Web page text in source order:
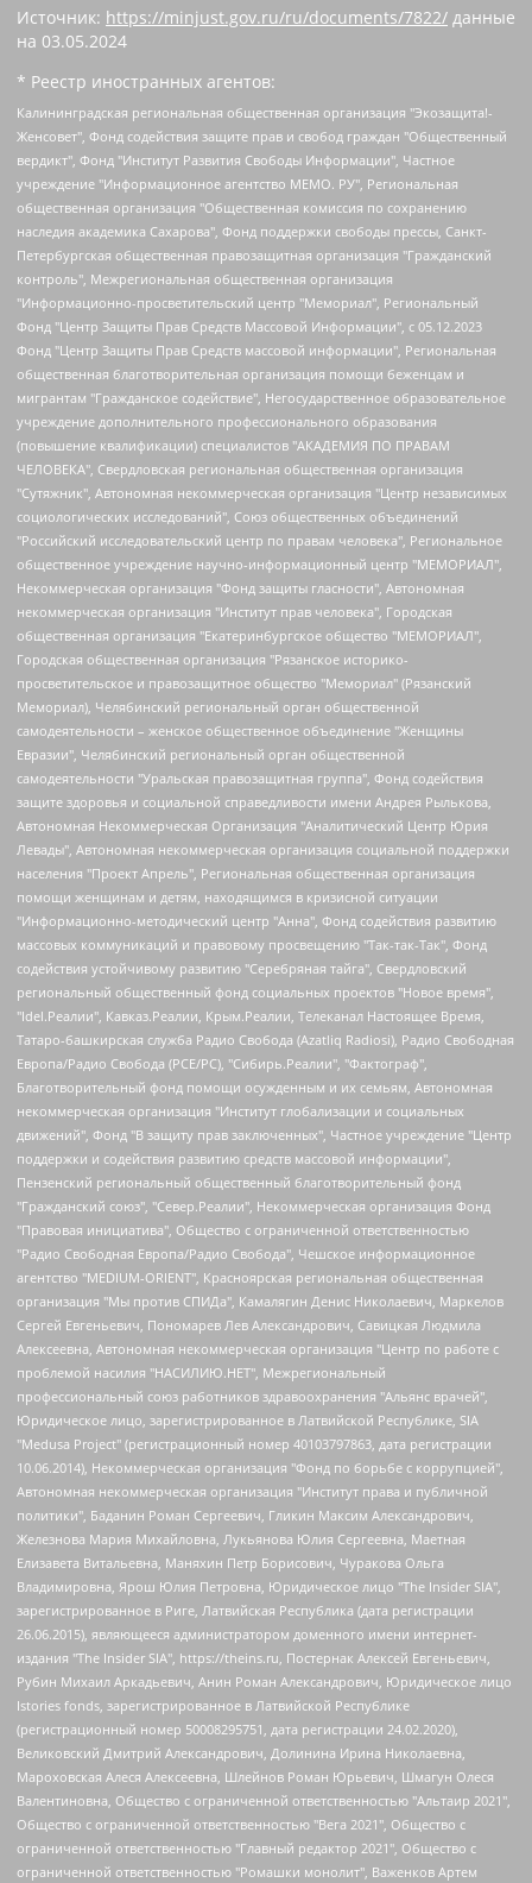
Источник: https://minjust.gov.ru/ru/documents/7822/ данные
на 03.05.2024
* Реестр иностранных агентов:
Калининградская региональная общественная организация "Экозащита!-Женсовет", Фонд содействия защите прав и свобод граждан "Общественный вердикт", Фонд "Институт Развития Свободы Информации", Частное учреждение "Информационное агентство МЕМО. РУ", Региональная общественная организация "Общественная комиссия по сохранению наследия академика Сахарова", Фонд поддержки свободы прессы, Санкт-Петербургская общественная правозащитная организация "Гражданский контроль", Межрегиональная общественная организация "Информационно-просветительский центр "Мемориал", Региональный Фонд "Центр Защиты Прав Средств Массовой Информации", с 05.12.2023 Фонд "Центр Защиты Прав Средств массовой информации", Региональная общественная благотворительная организация помощи беженцам и мигрантам "Гражданское содействие", Негосударственное образовательное учреждение дополнительного профессионального образования (повышение квалификации) специалистов "АКАДЕМИЯ ПО ПРАВАМ ЧЕЛОВЕКА", Свердловская региональная общественная организация "Сутяжник", Автономная некоммерческая организация "Центр независимых социологических исследований", Союз общественных объединений "Российский исследовательский центр по правам человека", Региональное общественное учреждение научно-информационный центр "МЕМОРИАЛ", Некоммерческая организация "Фонд защиты гласности", Автономная некоммерческая организация "Институт прав человека", Городская общественная организация "Екатеринбургское общество "МЕМОРИАЛ", Городская общественная организация "Рязанское историко-просветительское и правозащитное общество "Мемориал" (Рязанский Мемориал), Челябинский региональный орган общественной самодеятельности – женское общественное объединение "Женщины Евразии", Челябинский региональный орган общественной самодеятельности "Уральская правозащитная группа", Фонд содействия защите здоровья и социальной справедливости имени Андрея Рылькова, Автономная Некоммерческая Организация "Аналитический Центр Юрия Левады", Автономная некоммерческая организация социальной поддержки населения "Проект Апрель", Региональная общественная организация помощи женщинам и детям, находящимся в кризисной ситуации "Информационно-методический центр "Анна", Фонд содействия развитию массовых коммуникаций и правовому просвещению "Так-так-Так", Фонд содействия устойчивому развитию "Серебряная тайга", Свердловский региональный общественный фонд социальных проектов "Новое время", "Idel.Реалии", Кавказ.Реалии, Крым.Реалии, Телеканал Настоящее Время, Татаро-башкирская служба Радио Свобода (Azatliq Radiosi), Радио Свободная Европа/Радио Свобода (PCE/PC), "Сибирь.Реалии", "Фактограф", Благотворительный фонд помощи осужденным и их семьям, Автономная некоммерческая организация "Институт глобализации и социальных движений", Фонд "В защиту прав заключенных", Частное учреждение "Центр поддержки и содействия развитию средств массовой информации", Пензенский региональный общественный благотворительный фонд "Гражданский союз", "Север.Реалии", Некоммерческая организация Фонд "Правовая инициатива", Общество с ограниченной ответственностью "Радио Свободная Европа/Радио Свобода", Чешское информационное агентство "MEDIUM-ORIENT", Красноярская региональная общественная организация "Мы против СПИДа", Камалягин Денис Николаевич, Маркелов Сергей Евгеньевич, Пономарев Лев Александрович, Савицкая Людмила Алексеевна, Автономная некоммерческая организация "Центр по работе с проблемой насилия "НАСИЛИЮ.НЕТ", Межрегиональный профессиональный союз работников здравоохранения "Альянс врачей", Юридическое лицо, зарегистрированное в Латвийской Республике, SIA "Medusa Project" (регистрационный номер 40103797863, дата регистрации 10.06.2014), Некоммерческая организация "Фонд по борьбе с коррупцией", Автономная некоммерческая организация "Институт права и публичной политики", Баданин Роман Сергеевич, Гликин Максим Александрович, Железнова Мария Михайловна, Лукьянова Юлия Сергеевна, Маетная Елизавета Витальевна, Маняхин Петр Борисович, Чуракова Ольга Владимировна, Ярош Юлия Петровна, Юридическое лицо "The Insider SIA", зарегистрированное в Риге, Латвийская Республика (дата регистрации 26.06.2015), являющееся администратором доменного имени интернет-издания "The Insider SIA", https://theins.ru, Постернак Алексей Евгеньевич, Рубин Михаил Аркадьевич, Анин Роман Александрович, Юридическое лицо Istories fonds, зарегистрированное в Латвийской Республике (регистрационный номер 50008295751, дата регистрации 24.02.2020), Великовский Дмитрий Александрович, Долинина Ирина Николаевна, Мароховская Алеся Алексеевна, Шлейнов Роман Юрьевич, Шмагун Олеся Валентиновна, Общество с ограниченной ответственностью "Альтаир 2021", Общество с ограниченной ответственностью "Вега 2021", Общество с ограниченной ответственностью "Главный редактор 2021", Общество с ограниченной ответственностью "Ромашки монолит", Важенков Артем Валерьевич, Ивановская областная общественная организация "Центр гендерных исследований", Гурман Юрий Альбертович, Медиапроект "ОВД-Инфо", Егоров Владимир Владимирович, Жилинский Владимир Александрович, Общество с ограниченной ответственностью "ЗП", Иванова София Юрьевна, Карезина Инна Павловна, Кильтау Екатерина Викторовна, Петров Алексей Викторович, Пискунов Сергей Евгеньевич, Смирнов Сергей Сергеевич, Тихонов Михаил Сергеевич, Общество с ограниченной ответственностью "ЖУРНАЛИСТ-ИНОСТРАННЫЙ АГЕНТ", Арапова Галина Юрьевна, Вольтская Татьяна Анатольевна, Американская компания "Mason G.E.S. Anonymous Foundation" (США), являющаяся владельцем интернет-издания https://mnews.world/, Компания "Stichting Bellingcat", зарегистрированная в Нидерландах (дата регистрации 11.07.2018), Захаров Андрей Вячеславович, Клепиковская Екатерина Дмитриевна, Общество с ограниченной ответственностью "МЕМО", Перл Роман Александрович, Симонов Евгений Алексеевич, Соловьева Елена Анатольевна, Сотников Даниил Владимирович, Сурначева Елизавета Дмитриевна, Автономная некоммерческая организация по защите прав человека и информированию населения "Якутия – Наше Мнение", Общество с ограниченной ответственностью "Москоу диджитал медиа", с 26.01.2023 Общество с ограниченной ответственностью "Чайка Белые сады", Ветошкина Валерия Валерьевна, Заговора Максим Александрович, Межрегиональное общественное движение "Российская ЛГБТ - сеть", Оленичев Максим Владимирович, Павлов Иван Юрьевич, Скворцова Елена Сергеевна, Общество с ограниченной ответственностью "Как бы инагент", Кочетков Игорь Викторович, Общество с ограниченной ответственностью "Честные выборы", Еланчик Олег Александрович, Общество с ограниченной ответственностью "Нобелевский призыв", Гималова Регина Эмилевна, Григорьев Андрей Валерьевич, Григорьева Алина Александровна, Ассоциация по содействию защите прав призывников, альтернативнослужащих и военнослужащих "Правозащитная группа "Гражданин.Армия.Право", Хисамова Регина Фаритовна, Автономная некоммерческая организация по реализации социально-правовых программ "Лилит", Дальневосточное общественное движение "Маяк", Санкт-Петербургская ЛГБТ-инициативная группа "Выход", Инициативная группа ЛГБТ+ "Реверс", Алексеев Андрей Викторович, Бекбулатова Таисия Львовна, Беляев Иван Михайлович, Владыкина Елена Сергеевна, Гельман Марат Александрович, Никульшина Вероника Юрьевна, Толоконникова Надежда Андреевна, Шендерович Виктор Анатольевич, Общество с ограниченной ответственностью "Данное сообщение", Общество с ограниченной ответственностью Издательский дом "Новая глава", Айнбиндер Александра Александровна, Московский комьюнити-центр для ЛГБТ+инициатив, Благотворительный фонд развития филантропии, Deutsche Welle (Германия, Kurt-Schumacher-Strasse 3, 53113 Bonn), Борзунова Мария Михайловна, Воробьев Виктор Викторович, Голубева Анна Львовна, Константинова Алла Михайловна, Малкова Ирина Владимировна, Мурадов Мурад Абдулгалимович, Осетинская Елизавета Николаевна, Понасенков Евгений Николаевич, Ганапольский Матвей Юрьевич, Киселев Евгений Алексеевич, Борухович Ирина Григорьевна, Дремин Иван Тимофеевич, Дубровский Дмитрий Викторович, Красноярская региональная общественная организация поддержки и развития альтернативных образовательных технологий и межкультурных коммуникаций "ИНТЕРРА", Маяковская Екатерина Алексеевна, Фейгин Марк Захарович, Филимонов Андрей Викторович, Дзугкоева Регина Николаевна, Доброхотов Роман Александрович, Дудь Юрий Александрович, Елкин Сергей Владимирович, Кругликов Кирилл Игоревич, Сабунаева Мария Леонидовна, Семенов Алексей Владимирович, Шаинян Карен Багратович, Шульман Екатерина Михайловна, Асафьев Артур Валерьевич, Вахштайн Виктор Семенович, Венедиктов Алексей Алексеевич, Лушникова Екатерина Евгеньевна, Волков Леонид Михайлович, Невзоров Александр Глебович, Пархоменко Сергей Борисович, Сироткин Ярослав Николаевич, Кара-Мурза Владимир Владимирович, Баранова Наталья Владимировна, Гозман Леонид Яковлевич, Кагарлицкий Борис Юльевич, Климарев Михаил Валерьевич, Милов Владимир Станиславович, Автономная некоммерческая организация Краснодарский центр современного искусства "Типография", Моргенштерн Алишер Тагирович, Соболь Любовь Эдуардовна, Общество с ограниченной ответственностью "ЛИЗА НОРМ", Каспаров Гарри Кимович, Ходорковский Михаил Борисович, Общество с ограниченной ответственностью "Апрельские тезисы", Данилович Ирина Брониславовна, Кашин Олег Владимирович, Петров Николай Владимирович, Пивоваров Алексей Владимирович, Соколов Михаил Владимирович, Цветкова Юлия Владимировна, Чичваркин Евгений Александрович, Комитет против пыток/Команда против пыток, Общество с ограниченной ответственностью "Первый научный", Общество с ограниченной ответственностью "Вертолет и ко", Белоцерковская Вероника Борисовна, Кац Максим Евгеньевич, Лазарева Татьяна Юрьевна, Шаведдинов Руслан Табризович, Яшин Илья Валерьевич, Общество с ограниченной ответственностью "Иноагент ААВ", Алешковский Дмитрий Петрович, Альбац Евгения Марковна, Быков Дмитрий Львович, Галямина Юлия Евгеньевна, Лойко Сергей Леонидович, Мартынов Кирилл Константинович, Медведев Сергей Александрович, Крашенинников Федор Геннадиевич, Гордеева Катерина Вл